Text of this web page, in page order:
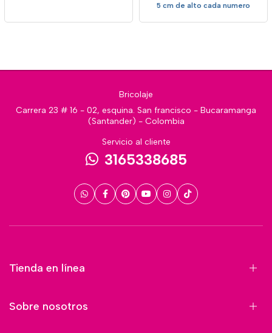
5 cm de alto cada numero
Bricolaje
Carrera 23 # 16 - 02, esquina. San francisco - Bucaramanga
(Santander) - Colombia
Servicio al cliente
3165338685
Tienda en línea
Sobre nosotros